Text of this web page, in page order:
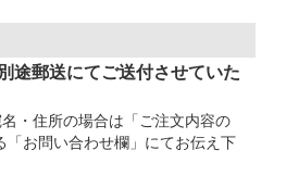
途郵送にてご送付させていた
・住所の場合は「ご注文内容の
「お問い合わせ欄」にてお伝え下